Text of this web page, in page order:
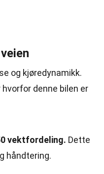
og kjøredynamikk.
denne bilen er
vektfordeling. Dette
håndtering.